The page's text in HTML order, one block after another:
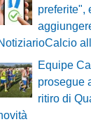
preferite",
Equipe
prosegue
ritiro di